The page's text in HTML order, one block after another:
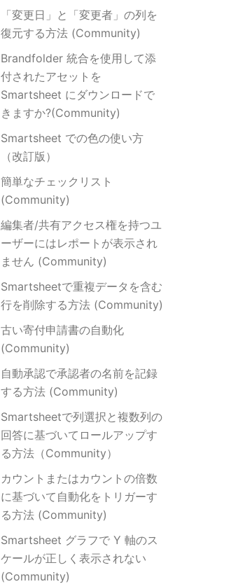
「変更日」と「変更者」の列を
復元する方法 (Community)
Brandfolder 統合を使用して添
付されたアセットを
Smartsheet にダウンロードで
きますか?(Community)
Smartsheet での色の使い方
（改訂版）
簡単なチェックリスト
(Community)
編集者/共有アクセス権を持つユ
ーザーにはレポートが表示され
ません (Community)
Smartsheetで重複データを含む
行を削除する方法 (Community)
古い寄付申請書の自動化
(Community)
自動承認で承認者の名前を記録
する方法 (Community)
Smartsheetで列選択と複数列の
回答に基づいてロールアップす
る方法（Community）
カウントまたはカウントの倍数
に基づいて自動化をトリガーす
る方法 (Community)
Smartsheet グラフで Y 軸のス
ケールが正しく表示されない
(Community)